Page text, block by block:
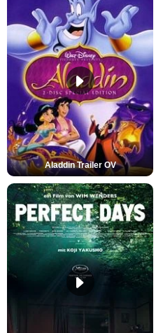
Aladdin Trailer OV